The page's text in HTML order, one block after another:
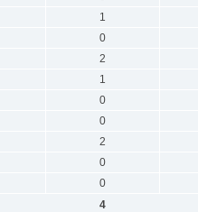
1
0
2
1
0
0
2
0
0
4